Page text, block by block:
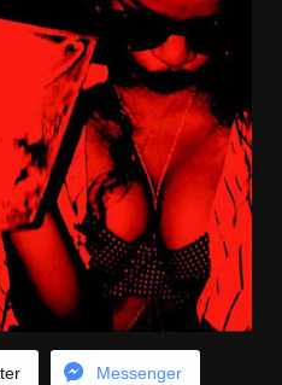
Messenger